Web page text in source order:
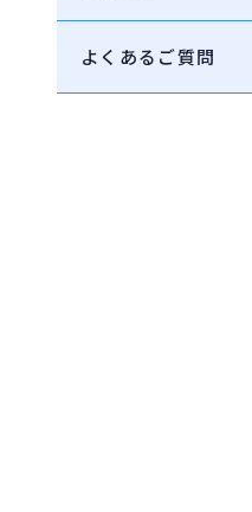
よくあるご質問